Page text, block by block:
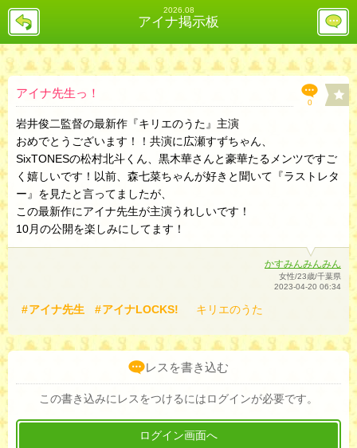
2026.08
アイナ掲示板
戻
レ
投
稿
欄
0
アイナ先生っ！
岩井俊二監督の最新作『キリエのうた』主演
おめでとうございます！！共演に広瀬すずちゃん、
SixTONESの松村北斗くん、黒木華さんと豪華たるメンツですご
く嬉しいです！以前、森七菜ちゃんが好きと聞いて『ラストレタ
ー』を見たと言ってましたが、
この最新作にアイナ先生が主演うれしいです！
10月の公開を楽しみにしてます！
かすみんみんみん
女性/23歳/千葉県
2023-04-20 06:34
アイナ先生 アイナLOCKS! キリエのうた
レスを書き込む
この書き込みにレスをつけるにはログインが必要です。
ログイン画面へ